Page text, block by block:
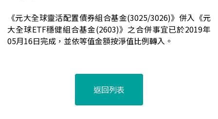
《元大全球靈活配置債券組合基金(3025/3026)》併入《元
大全球ETF穩健組合基金(2603)》之合併事宜已於2019年
05月16日完成，並依等值金額按淨值比例轉入。
返回列表